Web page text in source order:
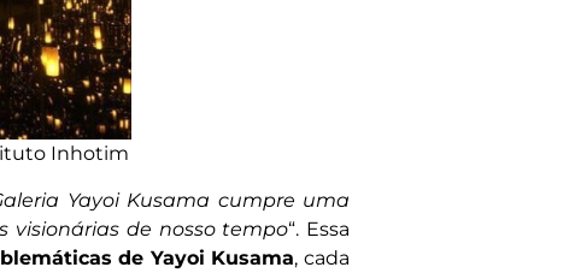
Inhotim
Yayoi Kusama cumpre uma
de nosso tempo“. Essa
de Yayoi Kusama, cada